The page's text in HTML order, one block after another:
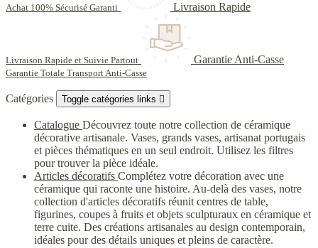
Achat 100% Sécurisé Garanti Livraison Rapide
Livraison Rapide et Suivie Partout Garantie Anti-Casse
Garantie Totale Transport Anti-Casse
Catégories Toggle catégories links 
Catalogue Découvrez toute notre collection de céramique
décorative artisanale. Vases, grands vases, artisanat portugais
et pièces thématiques en un seul endroit. Utilisez les filtres
pour trouver la pièce idéale.
Articles décoratifs Complétez votre décoration avec une
céramique qui raconte une histoire. Au-delà des vases, notre
collection d'articles décoratifs réunit centres de table,
figurines, coupes à fruits et objets sculpturaux en céramique et
terre cuite. Des créations artisanales au design contemporain,
idéales pour des détails uniques et pleins de caractère.